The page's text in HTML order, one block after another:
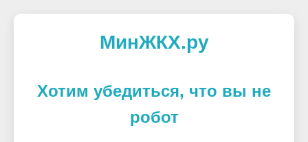
МинЖКХ.ру
Хотим убедиться, что вы не
робот